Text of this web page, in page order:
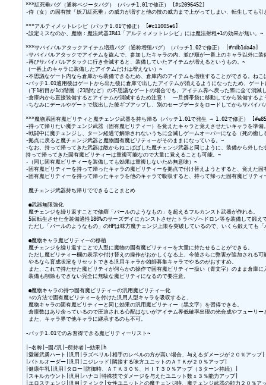
***紅死垂バグ（通称ベジータバグ）（パッチ1.01で修正） [#s2096452]
-侍（女）の固有技「妖刀紅死垂」の威力が増すと他の技の威力まで上がってしまい、転生しても引
***アルティメットレシピ（パッチ1.01で修正） [#c11005e6]
-設定ミスなのか、魔物：魔法武器IR41「アルティメットレシピ」には魔法射程+1の効果が無い。~
***サバイバルアタックアイテム増殖バグ（通称増殖バグ）（パッチ1.02で修正） [#rdb1da4a]
-サバイバルアタックでアイテムを盗んで、参加したキャラの内、並び順が一番上のキャラ以外に
-再びサバイバルアタックに行き全滅すると、装備していたアイテムが増えるというもの。~
（一番上のキャラに装備したアイテムだけは増えない）~
-不思議なゲート内なら倉庫から装備できるため、倉庫内のアイテムも増殖することができる。ね
-パッチ1.01適用後はゲートから出た後に倉庫で出したアイテムが消えるようになったため、ゲー
（下1桁目が1の階層（21階など）の不思議なゲートの場合でも、アイテム界へ戻った際に全て消滅
-倉庫内から直接装備するとアイテムが消滅するため注意！　一旦携帯袋に移動してから装備するよ
-ちなみにデールやゲートで脱出した後ギブアップし、別のセーブデータをロードしてからサバイ
***魔物系固有魔ビリティと魔チェンジ武器を持ち帰る（パッチ1.01で発生 → 1.02で修正）
-持って帰りたい魔チェンジ武器（固有魔ビリティー）を覚えたキャラと覚えさせたいキャラを準備
-戦闘中に魔チェンジし、ターン経過で解除されないうちに全滅しゲームオーバーになる（死の癒
-拠点に戻ると魔チェンジ武器と魔物固有魔ビリティーがそのままになっている。~
-なお、持って帰ってきた武器は敵からねこばばした魔チェンジ武器と同じように、装備から外し
持って帰ってきた固有魔ビリティーは重複可能なので大量に覚えることも可能。~
-（同じ固有魔ビリティーを装備しても効果は重複しないため無意味）~
-固有魔ビリティーを持って帰ったキャラの魔ビリティーを拠点で付け替えようとすると、覚えた
-固有魔ビリティーを持って帰ったキャラを他のキャラで吸収すると、持って帰った固有魔ビリテ
魔チェンジ武器持ち帰りでできることまとめ
●武器無限強化
魔チェンジを繰り返すことで修羅「バールのようなもの」を超えるフルカンスト武器が作れる。
5回転生させた全装備適性180%のサーズデイにカンストさせたトラペゾヘドロン等を装備して鍛え
ただし「バールのようなもの」のHPは味方魔チェンジ上限を突破しているので、いくら鍛えても
●魔物キャラ魔ビリティーの移植
魔チェンジを繰り返すことで人型に魔物の固有魔ビリティーを大量に持たせることができる。
ただし魔ビリティー欄の表示や付け替えの操作がおかしくなる上、今後さらに弊害が追加される可
やるなら育成状況をリセットできる汎用キャラか凶師募集キャラでやるのがおすすめ。
また、これで持たせた魔ビリティが何らかの操作で固有魔ビリティー扱い（青文字）のまま倉庫に
装備も削除もできない完全に無駄な魔ビリティになるので要注意。
●魔物キャラの持つ固有魔ビリティーの汎用魔ビリティー化
↑の方法で固有魔ビリティーを付けた汎用人型キャラを吸収すると、
魔物キャラの固有魔ビリティーと同じ効果の汎用魔ビリティー（黒文字）を習得できる。
倉庫数はあり余っているので圧迫される心配はないがアイテム界低確率出現の光合成やフューリ
また、キャラ界で他キャラに継承するのも不可。
-パッチ1.01でのみ習得できる魔ビリティーリスト~
|~名称|~固/汎|~所持者|~効果|h
|愛羅武勇ハート|汎用|ラズベリル|相手のレベルの方が高い場合、与えるダメージが２０％アップ|
|バトルオーダー|汎用|ニジレッド|隣接する味方ユニットのＡＴＫが２０％アップ|
|健康牛乳|汎用|タロー|防御時、ＡＴＫ３０％、ＨＩＴ３０％アップ（３ターン持続）|
|スキルカウント|汎用|ハナコ|特殊技でダメージを与えたユニット数ｘ３％能力アップ|
|エロスチェンジ|汎用|ティンク|女性ユニットとの魔チェンジ時、魔チェンジ武器の能力２０％ア